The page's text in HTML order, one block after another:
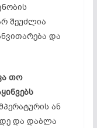
შეუძლია
და
თო
ან
და დაბლა